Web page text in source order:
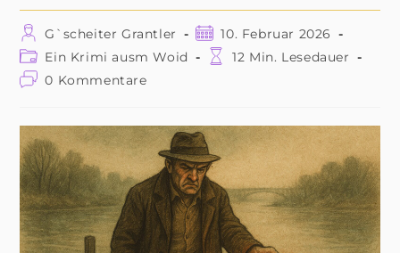
Beitrags-
Autor:
G`scheiter Grantler
Beitrag
veröffentlicht:
10. Februar 2026
Beitrags-
Kategorie:
Ein Krimi ausm Woid Lesedauer:
12 Min. Lesedauer
Beitrags-
0 Kommentare